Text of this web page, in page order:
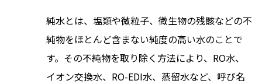
純水とは、塩類や微粒子、微生物の残骸などの不
純物をほとんど含まない純度の高い水のことで
す。その不純物を取り除く方法により、RO水、
イオン交換水、RO-EDI水、蒸留水など、呼び名